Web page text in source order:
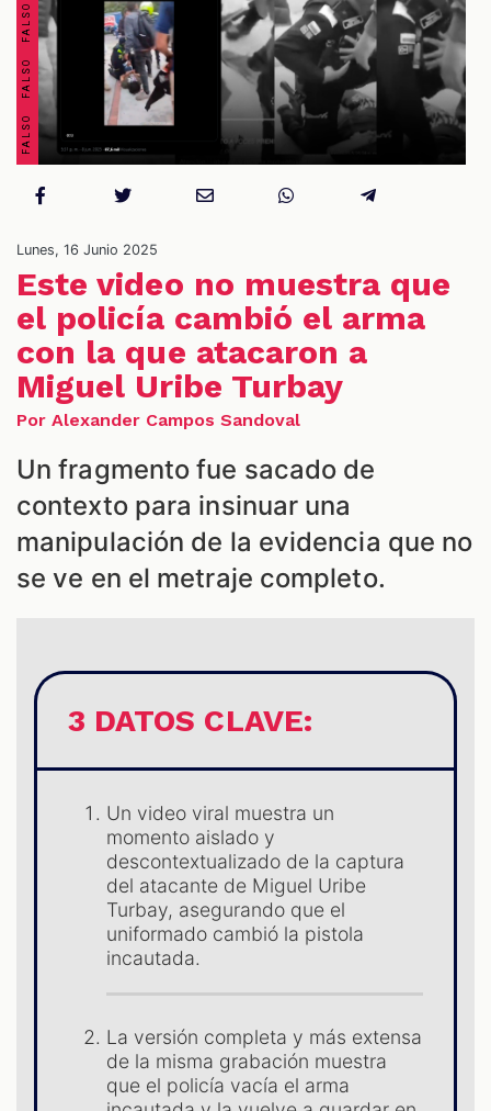
Lunes, 16 Junio 2025
Este video no muestra que
el policía cambió el arma
con la que atacaron a
Miguel Uribe Turbay
Por Alexander Campos Sandoval
Un fragmento fue sacado de
contexto para insinuar una
manipulación de la evidencia que no
se ve en el metraje completo.
3 DATOS CLAVE:
Un video viral muestra un
momento aislado y
descontextualizado de la captura
del atacante de Miguel Uribe
Turbay, asegurando que el
uniformado cambió la pistola
incautada.
La versión completa y más extensa
de la misma grabación muestra
que el policía vacía el arma